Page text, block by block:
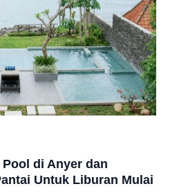
di Anyer dan
Untuk Liburan Mulai